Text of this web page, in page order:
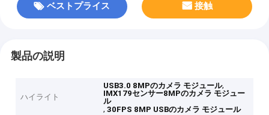
ベストプライス 接触
製品の説明
ハイライト
USB3.0 8MPのカメラ モジュール,
IMX179センサー8MPのカメラ モジュー
ル
,30FPS 8MP USBのカメラ モジュール